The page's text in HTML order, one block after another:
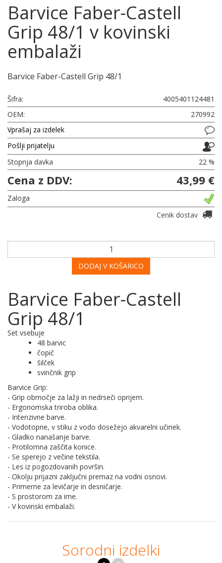
Barvice Faber-Castell
Grip 48/1 v kovinski
embalaži
Barvice Faber-Castell Grip 48/1
Šifra:
4005401124481
OEM:
270992
Vprašaj za izdelek
Pošlji prijatelju
Stopnja davka
22 %
Cena z DDV: 43,99 €
Zaloga
Cenik dostav
DODAJ V KOŠARICO
Barvice Faber-Castell
Grip 48/1
Set vsebuje
48 barvic
čopič
šilček
svinčnik grip
Barvice Grip:
- Grip območje za lažji in nedrseči oprijem.
- Ergonomska triroba oblika.
- Intenzivne barve.
- Vodotopne, v stiku z vodo dosežejo akvarelni učinek.
- Gladko nanašanje barve.
- Protilomna zaščita konice.
- Se sperejo z večine tekstila.
- Les iz pogozdovanih površin.
- Okolju prijazni zaključni premaz na vodni osnovi.
- Primerne za levičarje in desničarje.
- S prostorom za ime.
- V kovinski embalaži.
Sorodni izdelki